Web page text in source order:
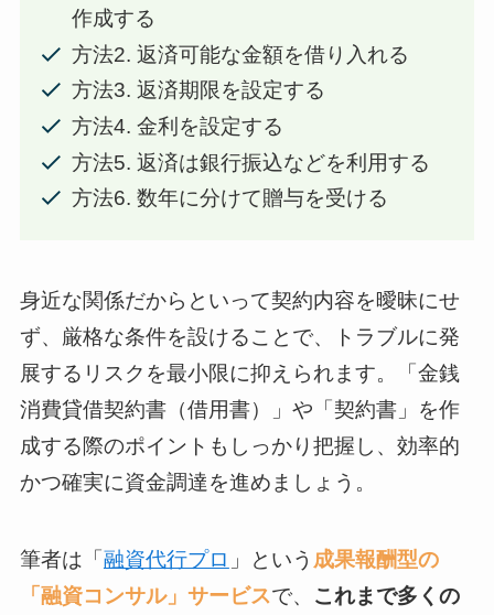
作成する
方法2. 返済可能な金額を借り入れる
方法3. 返済期限を設定する
方法4. 金利を設定する
方法5. 返済は銀行振込などを利用する
方法6. 数年に分けて贈与を受ける
身近な関係だからといって契約内容を曖昧にせ
ず、厳格な条件を設けることで、トラブルに発
展するリスクを最小限に抑えられます。「金銭
消費貸借契約書（借用書）」や「契約書」を作
成する際のポイントもしっかり把握し、効率的
かつ確実に資金調達を進めましょう。
筆者は「 融資代行プロ 」という 成果報酬型の
「融資コンサル」サービスで、 これまで多くの